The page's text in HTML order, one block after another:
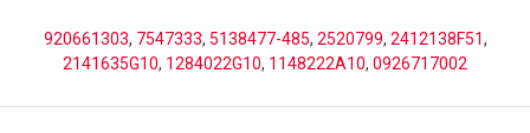
920661303, 7547333, 5138477-485, 2520799, 2412138F51,
2141635G10, 1284022G10, 1148222A10, 0926717002